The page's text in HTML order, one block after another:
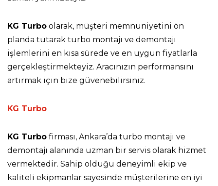
KG Turbo olarak, müşteri memnuniyetini ön
planda tutarak turbo montajı ve demontajı
işlemlerini en kısa sürede ve en uygun fiyatlarla
gerçekleştirmekteyiz. Aracınızın performansını
artırmak için bize güvenebilirsiniz.
KG Turbo
KG Turbo firması, Ankara’da turbo montajı ve
demontajı alanında uzman bir servis olarak hizmet
vermektedir. Sahip olduğu deneyimli ekip ve
kaliteli ekipmanlar sayesinde müşterilerine en iyi